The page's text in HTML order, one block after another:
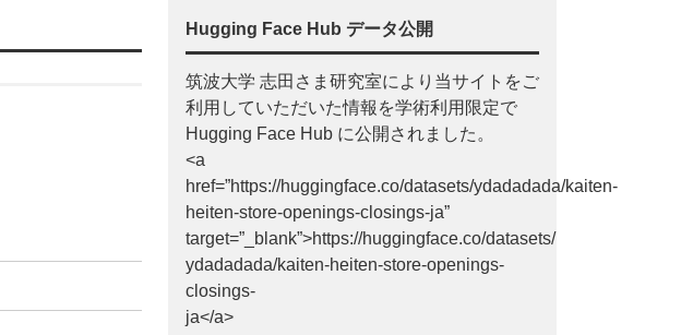
Hugging Face Hub データ公開
筑波大学 志田さま研究室により当サイトをご
利用していただいた情報を学術利用限定で
Hugging Face Hub に公開されました。
<a
href=”https://huggingface.co/datasets/ydadadada/kaiten-
heiten-store-openings-closings-ja”
target=”_blank”>https://huggingface.co/datasets/
ydadadada/kaiten-heiten-store-openings-
closings-
ja</a>